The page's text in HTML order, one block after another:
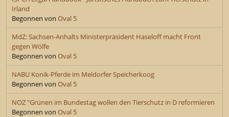
Irland
Begonnen von Oval 5
MdZ: Sachsen-Anhalts Ministerpräsident Haseloff macht Front
gegen Wölfe
Begonnen von Oval 5
NABU Konik-Pferde im Meldorfer Speicherkoog
Begonnen von Oval 5
NOZ "Grünen im Bundestag wollen den Tierschutz in D reformieren
Begonnen von Oval 5